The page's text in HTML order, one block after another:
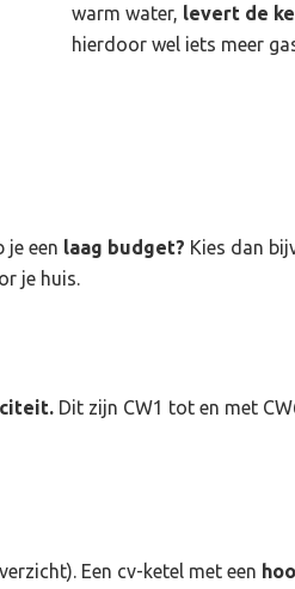
warm water, levert de
hierdoor wel iets meer
je een laag budget? Kies dan
je huis.
Dit zijn CW1 tot en met
Een cv-ketel met een